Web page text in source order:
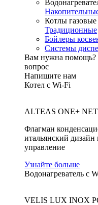
Котлы газовые
Традиционные
Бойлеры
Системы
Вам нужна помощь?
вопрос
Напишите нам
Котел с Wi-Fi
ALTEAS ONE+ NET
Флагман
итальянский
управление
Узнайте больше
Водонагреватель с
VELIS LUX INOX